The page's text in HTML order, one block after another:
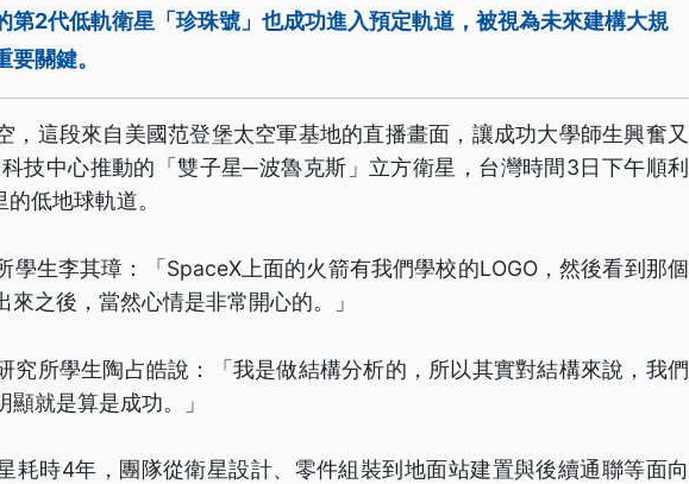
第2代低軌衛星「珍珠號」也成功進入預定軌道，被視為未來建構大規
關鍵。
，這段來自美國范登堡太空軍基地的直播畫面，讓成功大學師生興奮又
技中心推動的「雙子星─波魯克斯」立方衛星，台灣時間3日下午順利
低地球軌道。
學生李其璋：「SpaceX上面的火箭有我們學校的LOGO，然後看到那個
來之後，當然心情是非常開心的。」
究所學生陶占皓說：「我是做結構分析的，所以其實對結構來說，我們
就是算是成功。」
耗時4年，團隊從衛星設計、零件組裝到地面站建置與後續通聯等面向